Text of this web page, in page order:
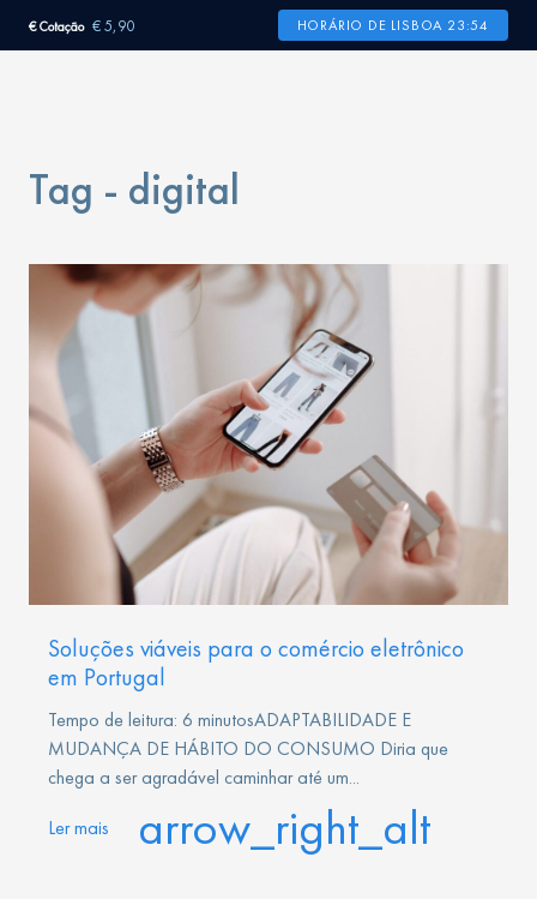
€ Cotação € 5,90 HORÁRIO DE LISBOA 23:54
Tag - digital
Soluções viáveis para o comércio eletrônico
em Portugal
Tempo de leitura: 6 minutosADAPTABILIDADE E
MUDANÇA DE HÁBITO DO CONSUMO Diria que
chega a ser agradável caminhar até um...
Ler mais arrow_right_alt